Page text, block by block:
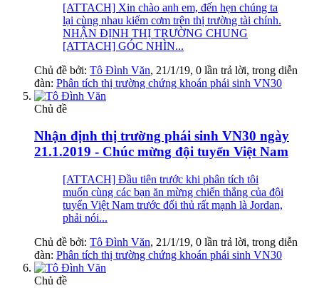
[ATTACH] Xin chào anh em, đến hẹn chúng ta
lại cùng nhau kiếm cơm trên thị trường tài chính.
NHẬN ĐỊNH THỊ TRƯỜNG CHUNG
[ATTACH] GÓC NHÌN...
Chủ đề bởi: Tô Đình Văn, 21/1/19, 0 lần trả lời, trong diễn
đàn: Phân tích thị trường chứng khoán phái sinh VN30
Chủ đề
Nhận định thị trường phái sinh VN30 ngày
21.1.2019 - Chúc mừng đội tuyển Việt Nam
[ATTACH] Đầu tiên trước khi phân tích tôi
muốn cùng các bạn ăn mừng chiến thắng của đội
tuyển Việt Nam trước đối thủ rất mạnh là Jordan,
phải nói...
Chủ đề bởi: Tô Đình Văn, 21/1/19, 0 lần trả lời, trong diễn
đàn: Phân tích thị trường chứng khoán phái sinh VN30
Chủ đề